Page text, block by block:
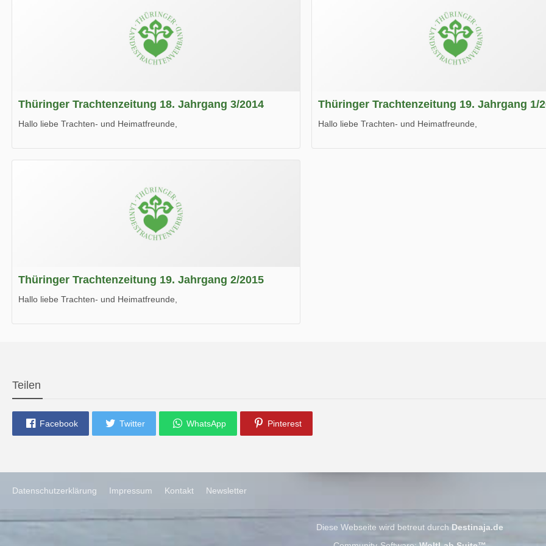
Thüringer Trachtenzeitung 18. Jahrgang 3/2014
Hallo liebe Trachten- und Heimatfreunde,
Wir wünschen Euch viel Spaß beim Lesen.
Thüringer Trachtenzeitung 19. Jahrgang 1/
Hallo liebe Trachten- und Heimatfreunde,
Thüringer Trachtenzeitung 19. Jahrgang 2/2015
Hallo liebe Trachten- und Heimatfreunde,
Teilen
Facebook Twitter WhatsApp Pinterest
Datenschutzerklärung Impressum Kontakt Newsletter
Diese Webseite wird betreut durch Destinaja.de